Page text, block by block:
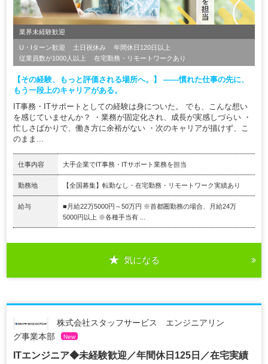
業界未経験歓迎
U・Iターン歓迎 土日祝休み
年間休日120日以上
従業員数が1000人以上
在宅勤務・リモートワークあり
【その経験、もっと評価される場所へ。】 ――慣れた仕事の先に、
もう一段上のキャリアがある。
IT事務・ITサポートとしての経験は身についた。 でも、こんな想い
を感じていませんか？ ・業務が固定化され、成長が実感しづらい ・
忙しさばかりで、働き方に余裕がない ・次のキャリアが描けず、こ
のまま...
仕事内容 大手企業でIT事務・ITサポート業務を担当
勤務地 【全国募集】転勤なし・在宅勤務・リモートワーク実績あり
給与
■月給22万5000円～50万円 ※首都圏勤務の場合、月給24万
5000円以上 ※各種手当有 ...
気になる
株式会社スタッフサービス エンジニアリン
グ事業本部
New
ITエンジニア◆未経験歓迎／年間休日125日／在宅実績